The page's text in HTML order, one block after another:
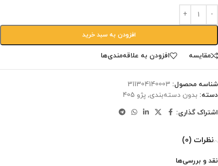
افزودن به سبد خرید
مقایسه افزودن به علاقه‌مندی‌ها
شناسه محصول: ‎311304140003
دسته: بدون دسته‌بندی, پژو 405
اشتراک گذاری:
نظرات (0)
نقد و بررسی‌ها